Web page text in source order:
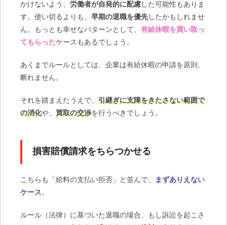
かけないよう、 労働者が自発的に配慮 した可能性もありま
す。使い切るよりも、 早期の退職を優先 したかもしれませ
ん。もっとも幸せなパターンとして、 有給休暇を買い取っ
てもらったケースもあるでしょう。
あくまでルールとしては、企業は有給休暇の申請を原則、
断れません。
それを踏まえたうえで、 引継ぎに支障をきたさない範囲で
の消化や、 買取の交渉を行うべきでしょう。
損害賠償請求をちらつかせる
こちらも「給料の支払い拒否」と並んで、
まずありえない
ケース 。
ルール（法律）に基づいた退職の場合、もし訴訟を起こさ